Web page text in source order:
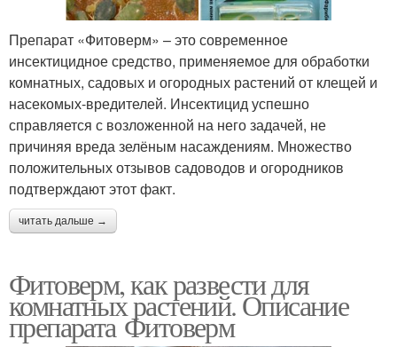
Препарат «Фитоверм» – это современное
инсектицидное средство, применяемое для обработки
комнатных, садовых и огородных растений от клещей и
насекомых-вредителей. Инсектицид успешно
справляется с возложенной на него задачей, не
причиняя вреда зелёным насаждениям. Множество
положительных отзывов садоводов и огородников
подтверждают этот факт.
читать дальше →
Фитоверм, как развести для
комнатных растений. Описание
препарата Фитоверм